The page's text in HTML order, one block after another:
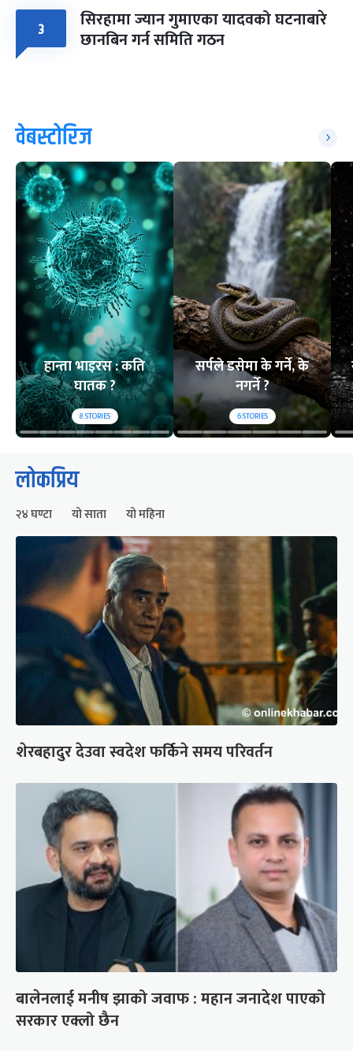
३ सिरहामा ज्यान गुमाएका यादवको घटनाबारे
छानबिन गर्न समिति गठन
वेबस्टोरिज
हान्ता भाइरस : कति
घातक ?
8STORIES
सर्पले डसेमा के गर्ने, के
नगर्ने ?
6STORIES
लोकप्रिय
२४ घण्टा यो साता यो महिना
शेरबहादुर देउवा स्वदेश फर्किने समय परिवर्तन
बालेनलाई मनीष झाको जवाफ : महान जनादेश पाएको
सरकार एक्लो छैन